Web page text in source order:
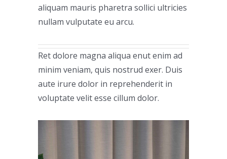
aliquam mauris pharetra sollici ultricies
nullam vulputate eu arcu.
Ret dolore magna aliqua enut enim ad
minim veniam, quis nostrud exer. Duis
aute irure dolor in reprehenderit in
voluptate velit esse cillum dolor.